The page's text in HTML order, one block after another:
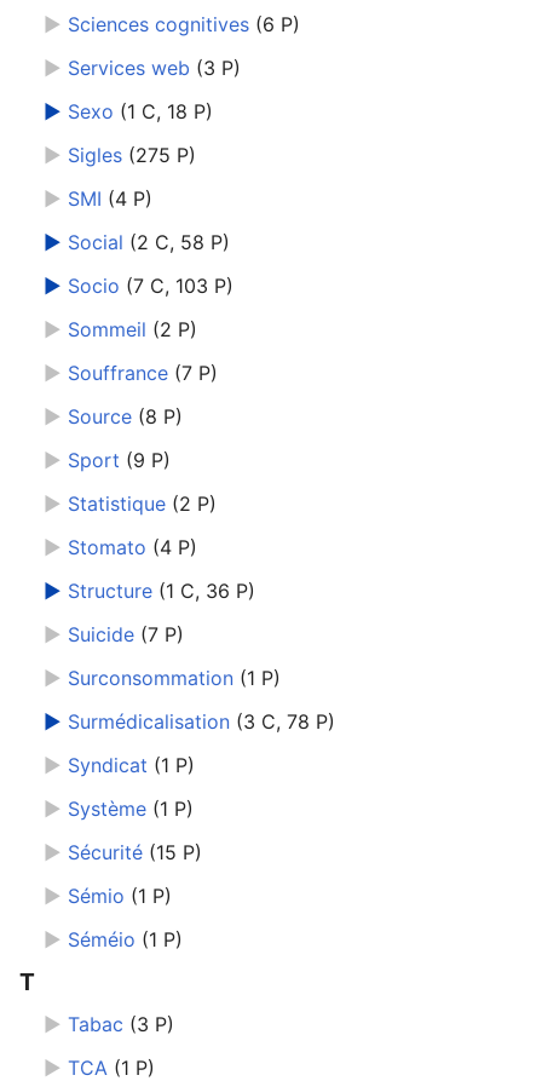
► Sciences cognitives (6 P)
► Services web (3 P)
► Sexo (1 C, 18 P)
► Sigles (275 P)
► SMI (4 P)
► Social (2 C, 58 P)
► Socio (7 C, 103 P)
► Sommeil (2 P)
► Souffrance (7 P)
► Source (8 P)
► Sport (9 P)
► Statistique (2 P)
► Stomato (4 P)
► Structure (1 C, 36 P)
► Suicide (7 P)
► Surconsommation (1 P)
► Surmédicalisation (3 C, 78 P)
► Syndicat (1 P)
► Système (1 P)
► Sécurité (15 P)
► Sémio (1 P)
► Séméio (1 P)
T
► Tabac (3 P)
► TCA (1 P)